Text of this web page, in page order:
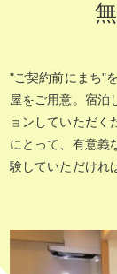
"ご契約前にまち"
屋をご用意。宿泊
ョンしていただく
にとって、有意義
験していただけれ